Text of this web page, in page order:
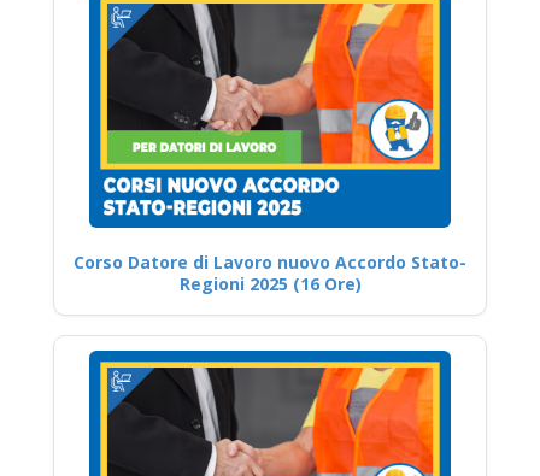
Corso Datore di Lavoro nuovo Accordo Stato-
Regioni 2025 (16 Ore)